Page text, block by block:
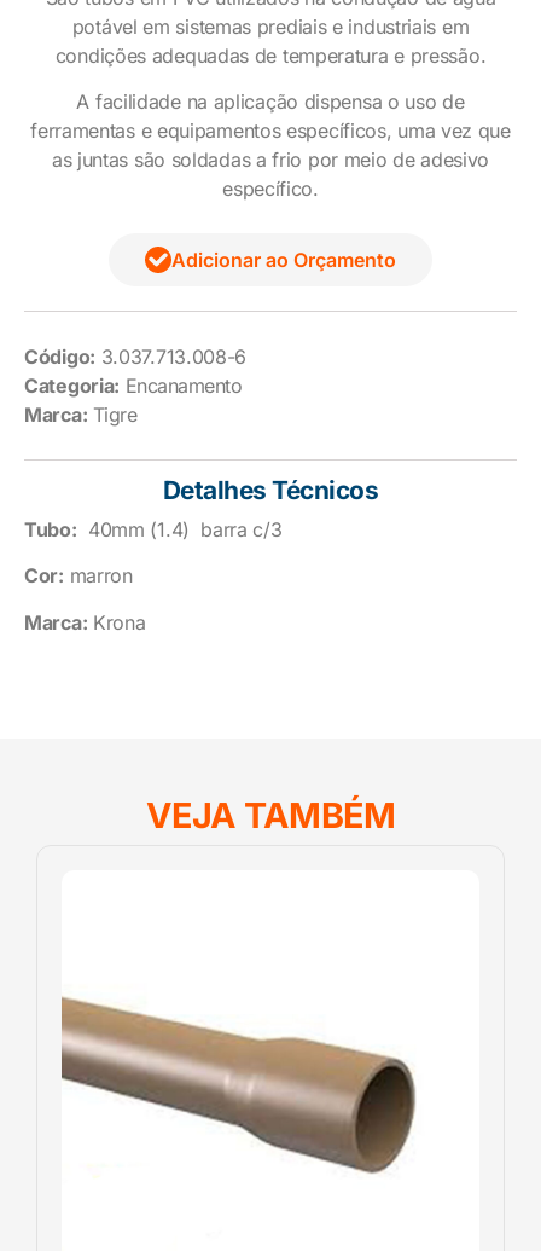
potável em sistemas prediais e industriais em
condições adequadas de temperatura e pressão.
A facilidade na aplicação dispensa o uso de
ferramentas e equipamentos específicos, uma vez que
as juntas são soldadas a frio por meio de adesivo
específico.
Adicionar ao Orçamento
Código: 3.037.713.008-6
Categoria: Encanamento
Marca: Tigre
Detalhes Técnicos
Tubo: 40mm (1.4) barra c/3
Cor: marron
Marca: Krona
VEJA TAMBÉM